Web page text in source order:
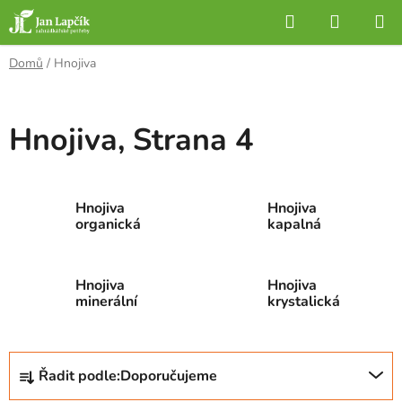
Přejít
na
obsah
Hledat
KOŠÍK
Domů / Hnojiva
Hnojiva, Strana 4
Hnojiva
organická
Hnojiva
kapalná
Hnojiva
minerální
Hnojiva
krystalická
Ř
Řadit podle:Doporučujeme